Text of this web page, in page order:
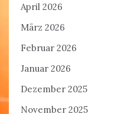
April 2026
März 2026
Februar 2026
Januar 2026
Dezember 2025
November 2025